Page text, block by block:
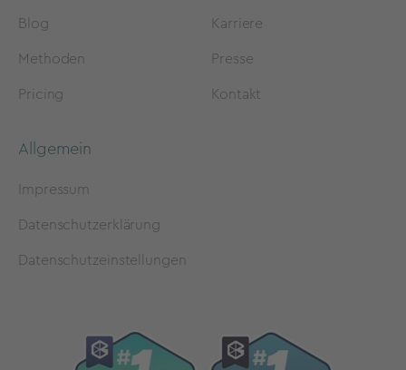
Blog
Methoden
Pricing
Karriere
Presse
Kontakt
Allgemein
Impressum
Datenschutzerklärung
Datenschutzeinstellungen